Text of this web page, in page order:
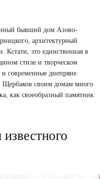
бывший дом Азово-
архитектурный
Кстати, это единственная в
стиле и творческом
и современные днепряне.
Щербаков своим домам много
как своеобразный памятник